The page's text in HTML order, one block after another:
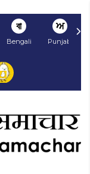
বা
Bengali
ਅ
Punjabi